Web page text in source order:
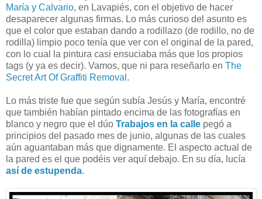
María y Calvario, en Lavapiés, con el objetivo de hacer
desaparecer algunas firmas. Lo más curioso del asunto es
que el color que estaban dando a rodillazo (de rodillo, no de
rodilla) limpio poco tenía que ver con el original de la pared,
con lo cual la pintura casi ensuciaba más que los propios
tags (y ya es decir). Vamos, que ni para reseñarlo en The
Secret Art Of Graffiti Removal .
Lo más triste fue que según subía Jesús y María, encontré
que también habían pintado encima de las fotografías en
blanco y negro que el dúo Trabajos en la calle pegó a
principios del pasado mes de junio, algunas de las cuales
aún aguantaban más que dignamente. El aspecto actual de
la pared es el que podéis ver aquí debajo. En su día, lucía
así de estupenda.